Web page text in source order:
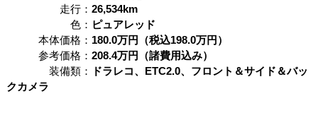
走行： 26,534km
色： ピュアレッド
本体価格： 180.0万円（税込198.0万円）
参考価格： 208.4万円（諸費用込み）
装備類：
ドラレコ、ETC2.0、フロント＆サイド＆バッ
クカメラ